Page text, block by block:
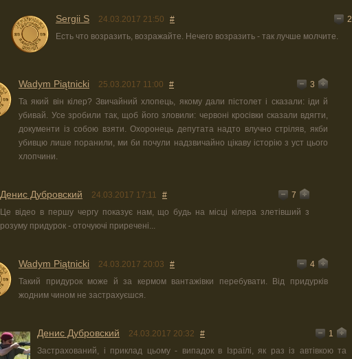
Sergii S 24.03.2017 21:50 #
2
Есть что возразить, возражайте. Нечего возразить - так лучше молчите.
Wadym Piątnicki 25.03.2017 11:00 #
3
Та який він кілер? Звичайний хлопець, якому дали пістолет і сказали: іди й
убивай. Усе зробили так, щоб його зловили: червоні кросівки сказали вдягти,
документи із собою взяти. Охоронець депутата надто влучно стріляв, якби
убивцю лише поранили, ми би почули надзвичайно цікаву історію з уст цього
хлопчини.
Денис Дубровский 24.03.2017 17:11 #
7
Це відео в першу чергу показує нам, що будь на місці кілера злетівший з
розуму придурок - оточуючі приречені...
Wadym Piątnicki 24.03.2017 20:03 #
4
Такий придурок може й за кермом вантажівки перебувати. Від придурків
жодним чином не застрахуєшся.
Денис Дубровский 24.03.2017 20:32 #
1
Застрахований, і приклад цьому - випадок в Ізраїлі, як раз із автівкою та